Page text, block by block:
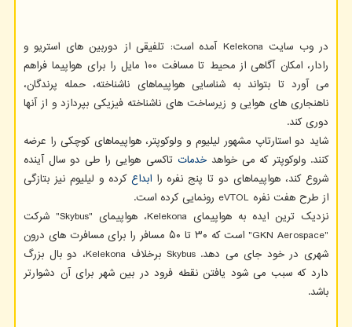
در وب سایت Kelekona آمده است: تلفیقی از دوربین های استریو و
رادار، امکان آگاهی از محیط تا مسافت ۱۰۰ مایل را برای هواپیما فراهم
می آورد تا بتواند به شناسایی هواپیماهای ناشناخته، حمله پرندگان،
ناهنجاری های هوایی و زیرساخت های ناشناخته فیزیکی بپردازد و از آنها
دوری کند.
شاید دو استارتاپ مشهور لیلیوم و ولوکوپتر، هواپیماهای کوچکی را عرضه
کنند. ولوکوپتر که می خواهدخدمات تاکسی هوایی را طی دو سال آینده
شروع کند، هواپیماهای دو تا پنج نفره راابداع کرده و لیلیوم نیز بتازگی
از طرح هفت نفره eVTOL رونمایی کرده است.
نزدیک ترین ایده به هواپیمای Kelekona، هواپیمای "Skybus" شرکت
"GKN Aerospace" است که ۳۰ تا ۵۰ مسافر را برای مسافرت های درون
شهری در خود جای می دهد. Skybus برخلاف Kelekona، دو بال بزرگ
دارد که سبب می شود یافتن نقطه فرود در بین شهر برای آن دشوارتر
باشد.